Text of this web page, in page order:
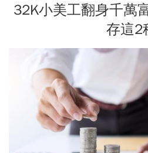
32K小美工翻身千萬
存這2